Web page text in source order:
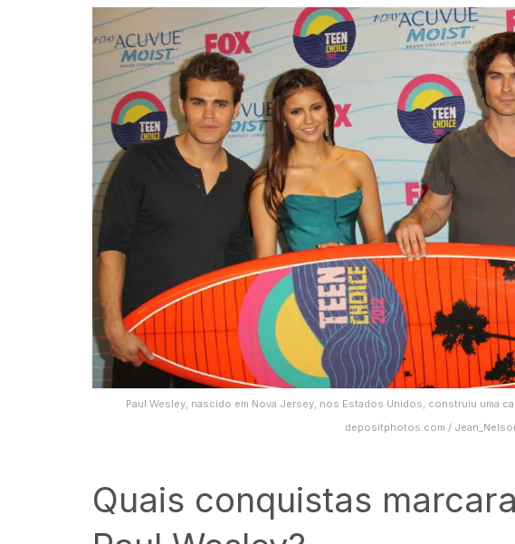
Paul Wesley, nascido em Nova Jersey, nos Estados Unidos, construiu uma
depositphotos.com /
Quais conquistas